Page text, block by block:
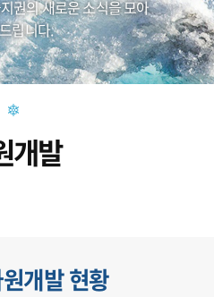
권의 새로운 소식을 모아
립니다.
개발
개발 현황